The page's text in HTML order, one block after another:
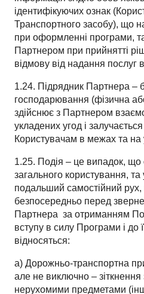
ідентифікуючих ознак
Транспортного засобу), що
при оформленні програми,
Партнером при прийнятті
відмову від надання послуг
1.24. Підрядник Партнера –
господарювання (фізична
здійснює з Партнером
укладених угод і
Користувачам в межах та
1.25. Подія – це випадок, що
загального користування,
подальший самостійний рух,
безпосередньо перед
Партнера за отриманням
вступу в силу Програми і до
відносяться:
а) Дорожньо-транспортна
але не виключно –
нерухомими предметами